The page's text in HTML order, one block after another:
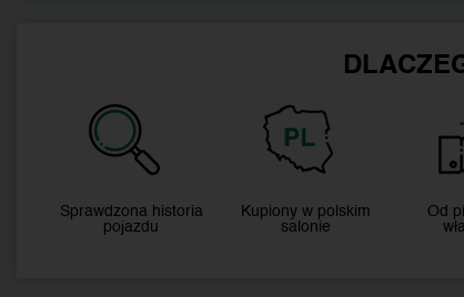
Sprawdzona historia
pojazdu
Kupiony w polskim
salonie
Od